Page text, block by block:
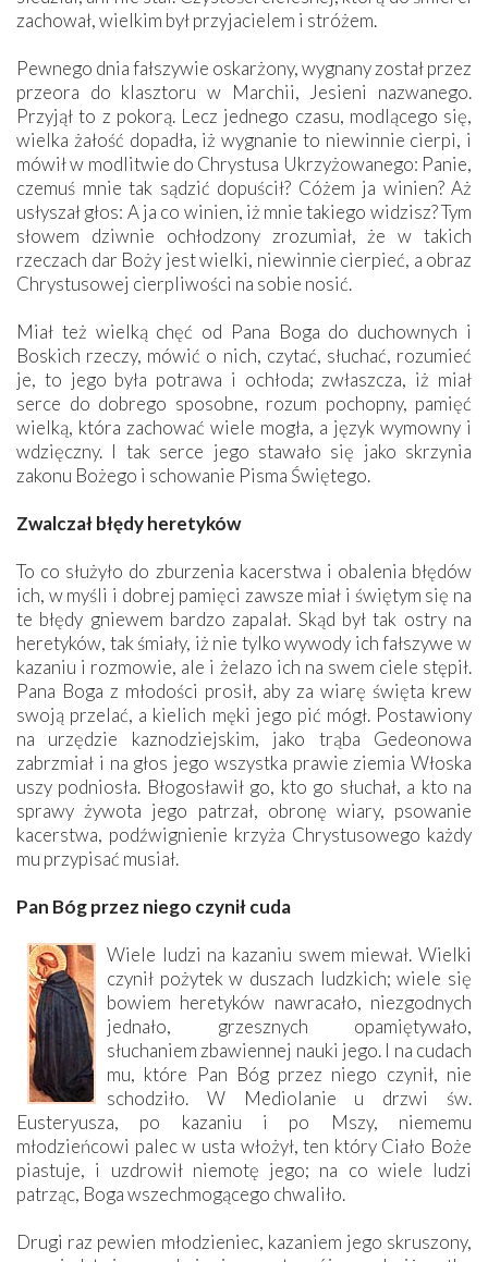
zachował, wielkim był przyjacielem i stróżem.
Pewnego dnia fałszywie oskarżony, wygnany został przez
przeora do klasztoru w Marchii, Jesieni nazwanego.
Przyjął to z pokorą. Lecz jednego czasu, modlącego się,
wielka żałość dopadła, iż wygnanie to niewinnie cierpi, i
mówił w modlitwie do Chrystusa Ukrzyżowanego: Panie,
czemuś mnie tak sądzić dopuścił? Cóżem ja winien? Aż
usłyszał głos: A ja co winien, iż mnie takiego widzisz? Tym
słowem dziwnie ochłodzony zrozumiał, że w takich
rzeczach dar Boży jest wielki, niewinnie cierpieć, a obraz
Chrystusowej cierpliwości na sobie nosić.
Miał też wielką chęć od Pana Boga do duchownych i
Boskich rzeczy, mówić o nich, czytać, słuchać, rozumieć
je, to jego była potrawa i ochłoda; zwłaszcza, iż miał
serce do dobrego sposobne, rozum pochopny, pamięć
wielką, która zachować wiele mogła, a język wymowny i
wdzięczny. I tak serce jego stawało się jako skrzynia
zakonu Bożego i schowanie Pisma Świętego.
Zwalczał błędy heretyków
To co służyło do zburzenia kacerstwa i obalenia błędów
ich, w myśli i dobrej pamięci zawsze miał i świętym się na
te błędy gniewem bardzo zapalał. Skąd był tak ostry na
heretyków, tak śmiały, iż nie tylko wywody ich fałszywe w
kazaniu i rozmowie, ale i żelazo ich na swem ciele stępił.
Pana Boga z młodości prosił, aby za wiarę święta krew
swoją przelać, a kielich męki jego pić mógł. Postawiony
na urzędzie kaznodziejskim, jako trąba Gedeonowa
zabrzmiał i na głos jego wszystka prawie ziemia Włoska
uszy podniosła. Błogosławił go, kto go słuchał, a kto na
sprawy żywota jego patrzał, obronę wiary, psowanie
kacerstwa, podźwignienie krzyża Chrystusowego każdy
mu przypisać musiał.
Pan Bóg przez niego czynił cuda
Wiele ludzi na kazaniu swem miewał. Wielki
czynił pożytek w duszach ludzkich; wiele się
bowiem heretyków nawracało, niezgodnych
jednało, grzesznych opamiętywało,
słuchaniem zbawiennej nauki jego. I na cudach
mu, które Pan Bóg przez niego czynił, nie
schodziło. W Mediolanie u drzwi św.
Eusteryusza, po kazaniu i po Mszy, niememu
młodzieńcowi palec w usta włożył, ten który Ciało Boże
piastuje, i uzdrowił niemotę jego; na co wiele ludzi
patrząc, Boga wszechmogącego chwaliło.
Drugi raz pewien młodzieniec, kazaniem jego skruszony,